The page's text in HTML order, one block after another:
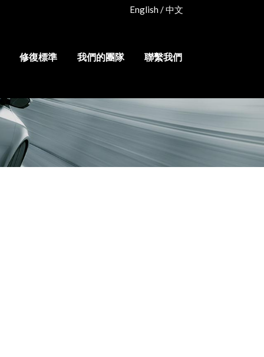
English/中文
修復標準 我們的團隊 聯繫我們